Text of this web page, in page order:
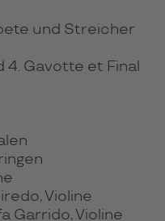
und Streicher
Gavotte et Final
Violine
Garrido, Violine